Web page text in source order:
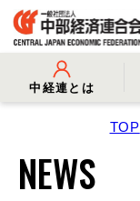
中経連とは
- 役員名簿
- 会員一覧
- 会長コメント
- イベント・セミナー
TOP
NEWS